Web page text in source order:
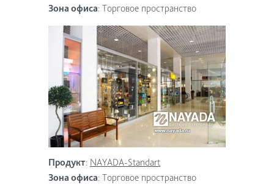
Зона офиса: Торговое пространство
Продукт: NAYADA-Standart
Зона офиса: Торговое пространство